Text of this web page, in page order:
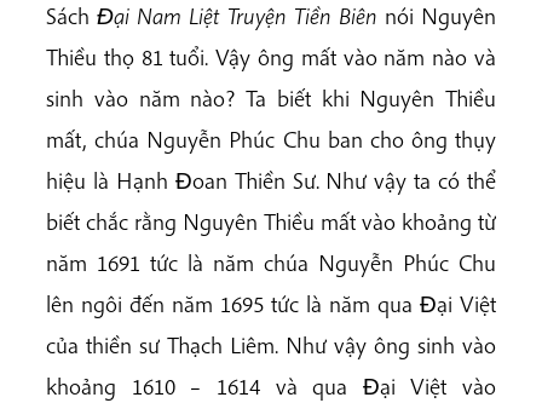
SáchÐại Nam Liệt Truyện Tiền Biên nói Nguyên
Thiều thọ 81 tuổi. Vậy ông mất vào năm nào và
sinh vào năm nào? Ta biết khi Nguyên Thiều
mất, chúa Nguyễn Phúc Chu ban cho ông thụy
hiệu là Hạnh Ðoan Thiền Sư. Như vậy ta có thể
biết chắc rằng Nguyên Thiều mất vào khoảng từ
năm 1691 tức là năm chúa Nguyễn Phúc Chu
lên ngôi đến năm 1695 tức là năm qua Ðại Việt
của thiền sư Thạch Liêm. Như vậy ông sinh vào
khoảng 1610 – 1614 và qua Ðại Việt vào